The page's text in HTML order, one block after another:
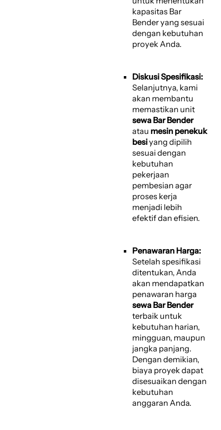
kapasitas Bar
Bender yang sesuai
dengan kebutuhan
proyek Anda.
Diskusi Spesifikasi:
Selanjutnya, kami
akan membantu
memastikan unit
sewa Bar Bender
atau mesin penekuk
besiyang dipilih
sesuai dengan
kebutuhan
pekerjaan
pembesian agar
proses kerja
menjadi lebih
efektif dan efisien.
Penawaran Harga:
Setelah spesifikasi
ditentukan, Anda
akan mendapatkan
penawaran harga
sewa Bar Bender
terbaik untuk
kebutuhan harian,
mingguan, maupun
jangka panjang.
Dengan demikian,
biaya proyek dapat
disesuaikan dengan
kebutuhan
anggaran Anda.